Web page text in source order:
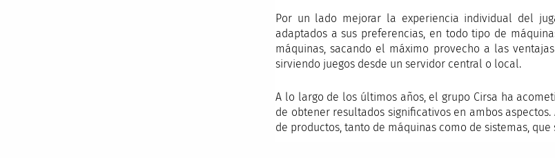
Por un lado mejorar la experiencia individual del
adaptados a sus preferencias, en todo tipo de
máquinas, sacando el máximo provecho a las
sirviendo juegos desde un servidor central o local.
A lo largo de los últimos años, el grupo Cirsa ha
de obtener resultados significativos en ambos
de productos, tanto de máquinas como de sistemas,